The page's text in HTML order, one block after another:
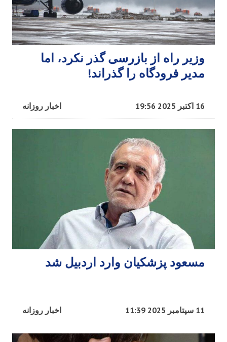
وزیر راه از بازرسی گذر نکرد، اما
مدیر فرودگاه را گذراند!
اخبار روزانه 16 اکتبر 2025 19:56
مسعود پزشکیان وارد اردبیل شد
اخبار روزانه 11 سپتامبر 2025 11:39